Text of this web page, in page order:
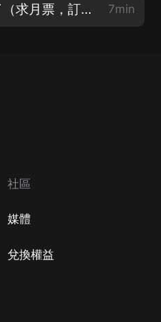
妙手醫皇 008 出事了（求月票，訂閱，評論） 7min
社區
媒體
兌換權益